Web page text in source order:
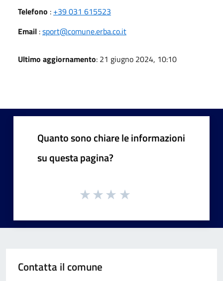
Telefono : +39 031 615523
Email :sport@comune.erba.co.it
Ultimo aggiornamento: 21 giugno 2024, 10:10
Quanto sono chiare le informazioni
su questa pagina?
Contatta il comune